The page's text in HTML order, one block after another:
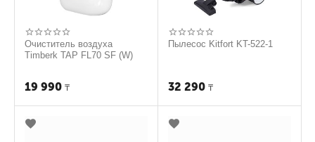
Очиститель воздуха
Timberk TAP FL70 SF (W)
19 990 ₸
Пылесос Kitfort KT-522-1
32 290 ₸